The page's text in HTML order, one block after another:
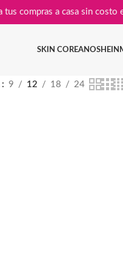
Lleva tus compras a casa sin
SKIN COREANOSHEIN
9 12 18 24